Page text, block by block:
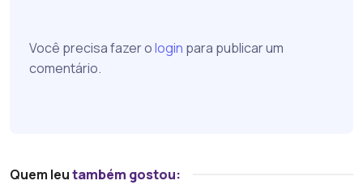
Você precisa fazer ologin para publicar um
comentário.
Quem leutambém gostou: